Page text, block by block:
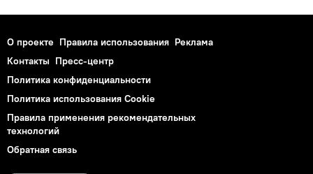
О проекте Правила использования Реклама
Контакты Пресс-центр
Политика конфиденциальности
Политика использования Cookie
Правила применения рекомендательных
технологий
Обратная связь